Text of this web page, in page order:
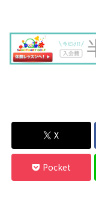
X
Pocket